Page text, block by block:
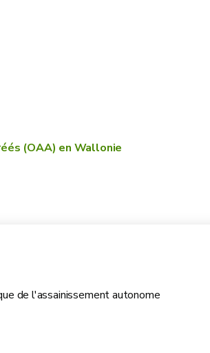
(OAA) en Wallonie
de l'assainissement autonome